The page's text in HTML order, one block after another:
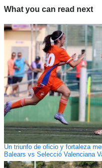
What you can read next
Un triunfo de oficio y fortaleza
Balears vs Selecció Valenciana